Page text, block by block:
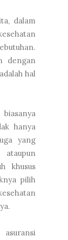
dalam
dengan
hal
hanya
yang
khusus
pilih